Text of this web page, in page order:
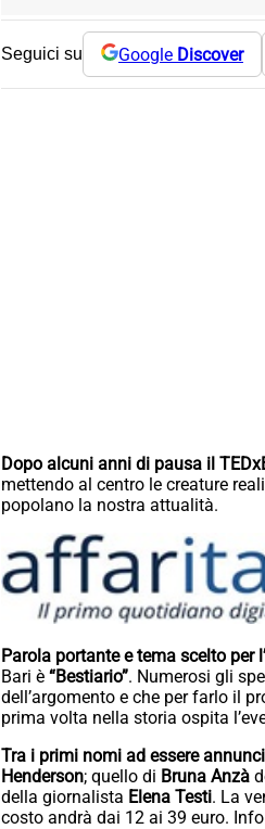
Seguici su Google Discover
Dopo alcuni anni di pausa il
mettendo al centro le creature
popolano la nostra attualità.
Parola portante e tema scelto per
Bari è “Bestiario”. Numerosi gli
dell’argomento e che per farlo il
prima volta nella storia ospita
Tra i primi nomi ad essere
Henderson; quello di Bruna Anzà
della giornalista Elena Testi. La
costo andrà dai 12 ai 39 euro.